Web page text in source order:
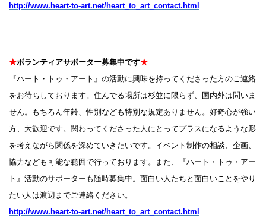
http://www.heart-to-art.net/heart_to_art_contact.html
★ボランティアサポーター募集中です★
『ハート・トゥ・アート』の活動に興味を持ってくださった方のご連絡
をお待ちしております。住んでる場所は杉並に限らず、国内外は問いま
せん。もちろん年齢、性別なども特別な規定ありません。好奇心が強い
方、大歓迎です。関わってくださった人にとってプラスになるような形
を考えながら関係を深めていきたいです。イベント制作の相談、企画、
協力なども可能な範囲で行っております。また、『ハート・トゥ・アー
ト』活動のサポーターも随時募集中。面白い人たちと面白いことをやり
たい人は渡辺までご連絡ください。
http://www.heart-to-art.net/heart_to_art_contact.html